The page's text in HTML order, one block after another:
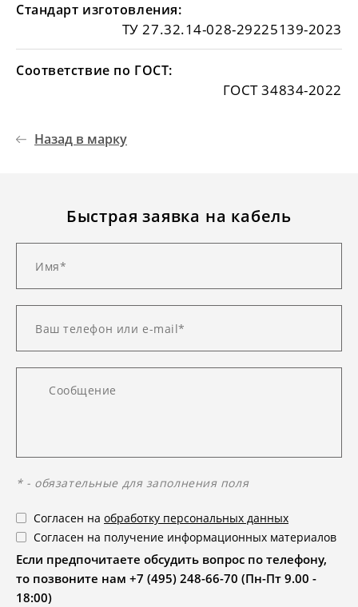
Стандарт изготовления:
ТУ 27.32.14-028-29225139-2023
Соответствие по ГОСТ:
ГОСТ 34834-2022
Назад в марку
Быстрая заявка на кабель
* - обязательные для заполнения поля
Согласен на обработку персональных данных
Согласен на получение информационных материалов
Если предпочитаете обсудить вопрос по телефону,
то позвоните нам +7 (495) 248-66-70 (Пн-Пт 9.00 -
18:00)